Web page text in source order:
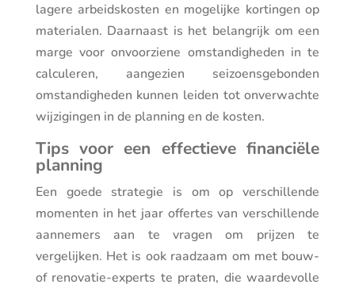
lagere arbeidskosten en mogelijke kortingen op
materialen. Daarnaast is het belangrijk om een
marge voor onvoorziene omstandigheden in te
calculeren, aangezien seizoensgebonden
omstandigheden kunnen leiden tot onverwachte
wijzigingen in de planning en de kosten.
Tips voor een effectieve financiële
planning
Een goede strategie is om op verschillende
momenten in het jaar offertes van verschillende
aannemers aan te vragen om prijzen te
vergelijken. Het is ook raadzaam om met bouw-
of renovatie-experts te praten, die waardevolle